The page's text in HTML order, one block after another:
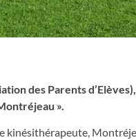
des Parents
».
kinésithérapeute,